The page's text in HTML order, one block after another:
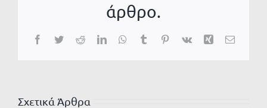
άρθρο.
Facebook
TwitterRedditLinkedInWhatsApp
TumblrPinterest
Vk Xing Email
Σχετικά Άρθρα